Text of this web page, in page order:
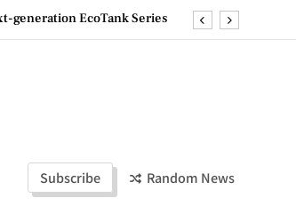
generation EcoTank Series
EcoTank Series
Subscribe Random News